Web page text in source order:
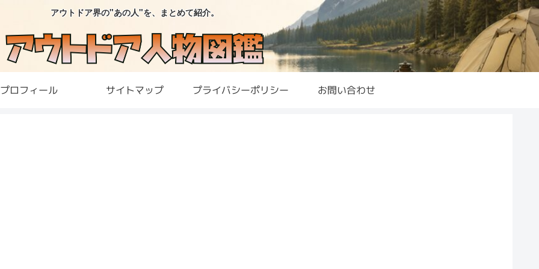
アウトドア界の"あの人"を、まとめて紹介。
プロフィール サイトマップ プライバシーポリシー お問い合わせ